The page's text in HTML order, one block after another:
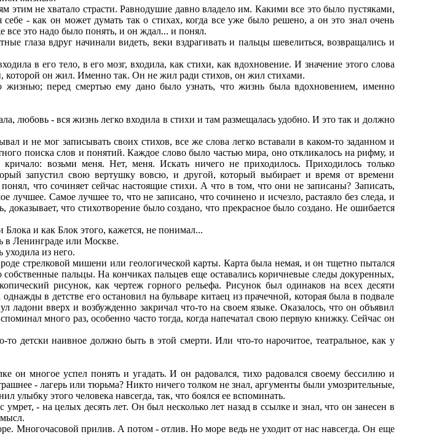
этим не хватало страсти. Равнодушие давно владело им. Какими все это было пустяками,
- как он может думать так о стихах, когда все уже было решено, а он это знал очень
это надо было понять, и он ждал... и понял.
глаза вдруг начинали видеть, веки вздрагивать и пальцы шевелиться, возвращались и
в его тело, в его мозг, входила, как стихи, как вдохновение. И значение этого слова
он жил. Именно так. Он не жил ради стихов, он жил стихами.
перед смертью ему дано было узнать, что жизнь была вдохновением, именно
любовь - вся жизнь легко входила в стихи и там размещалась удобно. И это так и должно
и не мог записывать своих стихов, все же слова легко вставали в каком-то заданном и
поиска слов и понятий. Каждое слово было частью мира, оно откликалось на рифму, и
возьми меня. Нет, меня. Искать ничего не приходилось. Приходилось только
запустил свою вертушку вовсю, и другой, который выбирает и время от времени
что сочиняет сейчас настоящие стихи. А что в том, что они не записаны? Записать,
лучшее. Самое лучшее то, что не записано, что сочинено и исчезло, растаяло без следа, и
что стихотворение было создано, что прекрасное было создано. Не ошибается
и как Блок этого, кажется, не понимал...
в Ленинграде или Москве.
из него.
стрелковой мишени или геологической карты. Карта была немая, и он тщетно пытался
пальцы. На кончиках пальцев еще оставались коричневые следы докуренных,
рисунок, как чертеж горного рельефа. Рисунок был одинаков на всех десяти
в детстве его остановил на бульваре китаец из прачечной, которая была в подвале
ладони вверх и возбужденно закричал что-то на своем языке. Оказалось, что он объявил
много раз, особенно часто тогда, когда напечатал свою первую книжку. Сейчас он
детски наивное должно быть в этой смерти. Или что-то нарочитое, театральное, как у
многое успел понять и угадать. И он радовался, тихо радовался своему бессилию и
- лагерь или тюрьма? Никто ничего толком не знал, аргументы были умозрительные,
улыбку этого человека навсегда, так, что боялся ее вспоминать.
- на целых десять лет. Он был несколько лет назад в ссылке и знал, что он занесен в
Многочасовой прилив. А потом - отлив. Но море ведь не уходит от нас навсегда. Он еще